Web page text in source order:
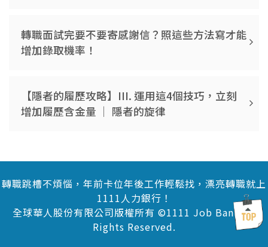
轉職面試完要不要寄感謝信？照這些方法寫才能
增加錄取機率！
【隱者的履歷攻略】III. 運用這4個技巧，立刻
增加履歷含金量 │ 隱者的旋律
轉職跳槽不煩惱，年前卡位年後工作輕鬆找，漂亮轉職就上
1111人力銀行！
全球華人股份有限公司版權所有 ©1111 Job Bank All
Rights Reserved.